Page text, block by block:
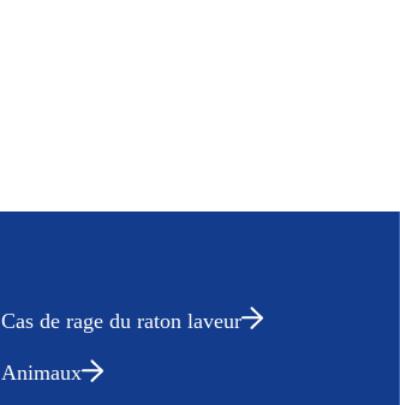
Cas de rage du raton laveur
Animaux